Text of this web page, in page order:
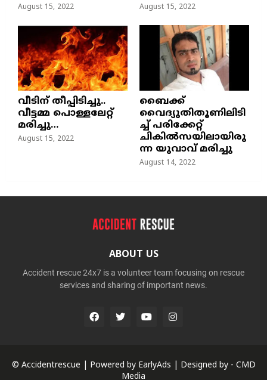
August 15, 2022 August 15, 2022
വീടിന് തീപ്പിടിച്ചു..
വീട്ടമ്മ പൊള്ളലേറ്റ്
മരിച്ചു…
August 15, 2022
ബൈക്ക്
വൈദ്യുതിതൂണിലിടി
ച്ച്‌ പരിക്കേറ്റ്
ചികില്‍സയിലായിരു
ന്ന യുവാവ് മരിച്ചു
August 14, 2022
ABOUT US
Accident rescue 24x7 is a volunteer team focusing on rescue
services and sharing of important news.
© Accidentrescue | Powered by EarlyAds | Designed by - CMD
Media